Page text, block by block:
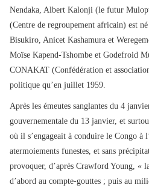
Nendaka, Albert Kalonji (le futur
(Centre de regroupement africain) est
Bisukiro, Anicet Kashamura et
Moïse Kapend-Tshombe et Godefroid
CONAKAT (Confédération et
politique qu’en juillet 1959.
Après les émeutes sanglantes du 4
gouvernementale du 13 janvier, et
où il s’engageait à conduire le Congo à
atermoiements funestes, et sans
provoquer, d’après Crawford Young, «
d’abord au compte-gouttes ; puis au